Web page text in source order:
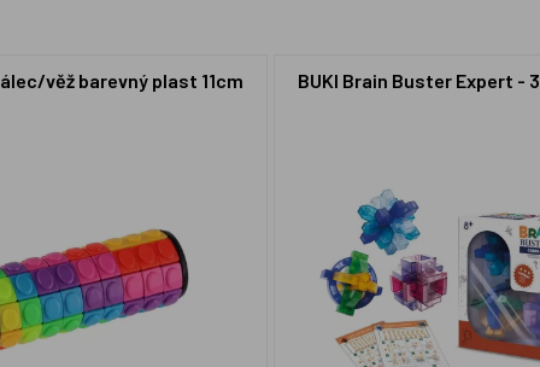
věž barevný plast 11cm BUKI Brain Buster Expert -